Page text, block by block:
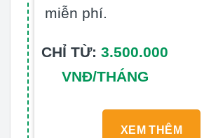
miễn phí.
CHỈ TỪ: 3.500.000
VNĐ/THÁNG
XEM THÊM